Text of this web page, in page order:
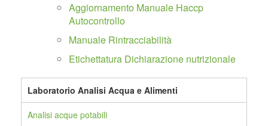
Aggiornamento Manuale Haccp
Autocontrollo
Manuale Rintracciabilità
Etichettatura Dichiarazione nutrizionale
Laboratorio Analisi Acqua e Alimenti
Analisi acque potabili